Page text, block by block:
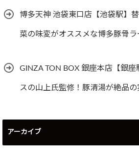
博多天神 池袋東口店【池袋駅】
菜の味変がオススメな博多豚骨ラ
GINZA TON BOX 銀座本店【銀
スの山上氏監修！豚清湯が絶品の
アーカイブ